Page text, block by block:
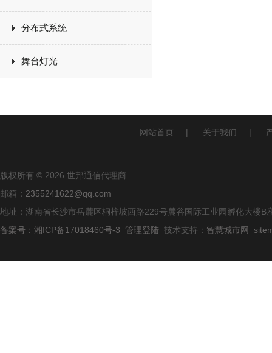
分布式系统
舞台灯光
网站首页 | 关于我们 |
版权所有 © 2026 世邦通信代理商
邮箱： 2355241622@qq.com
地址：湖南省长沙市岳麓区桐梓坡西路229号麓谷国际工业园孵化大楼B
备案号：湘ICP备17018460号-3
管理登陆 技术支持： 智慧城市网